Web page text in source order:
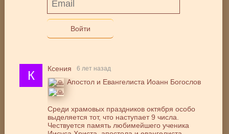
Войти
К Ксения 6 лет назад
Апостол и Евангелиста Иоанн Богослов
Среди храмовых праздников октября особо
выделяется тот, что наступает 9 числа.
Чествуется память любимейшего ученика